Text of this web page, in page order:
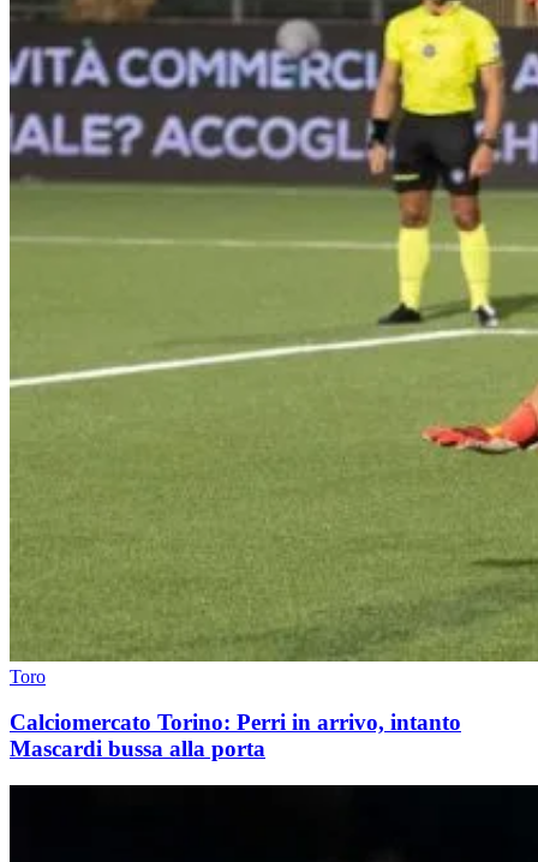
Toro
Calciomercato Torino: Perri in arrivo, intanto
Mascardi bussa alla porta